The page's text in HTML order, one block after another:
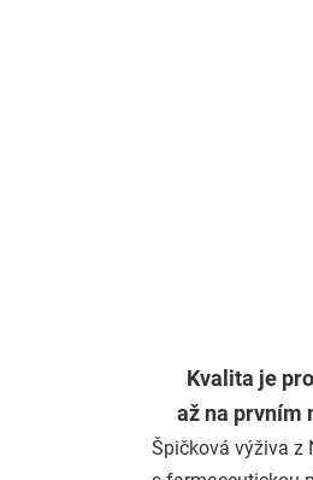
Kvalita je
až na prvním
Špičková výživa z